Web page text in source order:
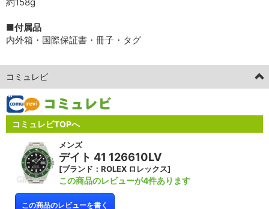
■付属品
内外箱・国際保証書・冊子・タグ
コミュレビ
コミュレビTOPへ
メンズ
デイト 41 126610LV
[ブランド：ROLEX ロレックス]
この商品のレビューが4件あります
この商品のレビューを書く